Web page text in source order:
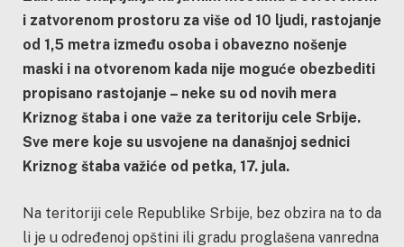
i zatvorenom prostoru za više od 10 ljudi, rastojanje
od 1,5 metra između osoba i obavezno nošenje
maski i na otvorenom kada nije moguće obezbediti
propisano rastojanje – neke su od novih mera
Kriznog štaba i one važe za teritoriju cele Srbije.
Sve mere koje su usvojene na današnjoj sednici
Kriznog štaba važiće od petka, 17. jula.
Na teritoriji cele Republike Srbije, bez obzira na to da
li je u određenoj opštini ili gradu proglašena vanredna